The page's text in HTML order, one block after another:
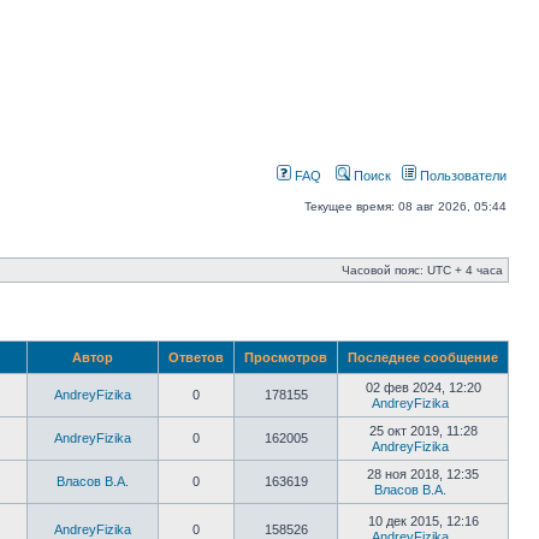
FAQ Поиск Пользователи
Текущее время: 08 авг 2026, 05:44
Часовой пояс: UTC + 4 часа
Автор Ответов Просмотров Последнее сообщение
AndreyFizika 0 178155
02 фев 2024, 12:20
AndreyFizika
AndreyFizika 0 162005
25 окт 2019, 11:28
AndreyFizika
Власов В.А. 0 163619
28 ноя 2018, 12:35
Власов В.А.
AndreyFizika 0 158526
10 дек 2015, 12:16